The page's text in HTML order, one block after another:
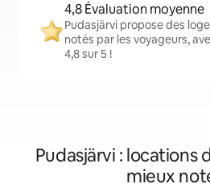
4,8 Évaluation moyenne
Pudasjärvi propose des
notés par les voyageurs,
4,8 sur 5 !
Pudasjärvi : locations
mieux